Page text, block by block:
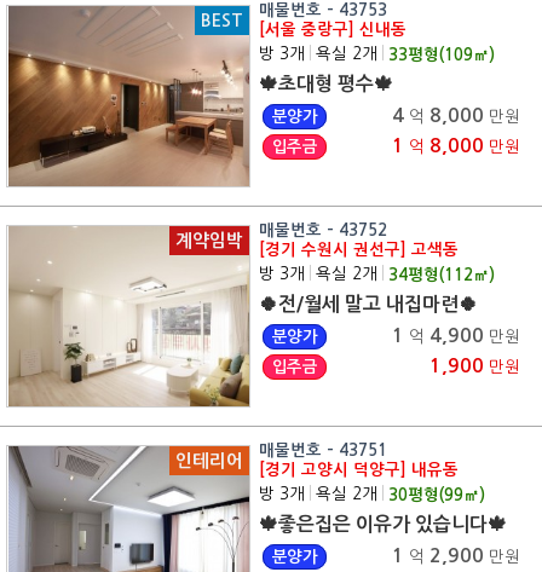
BEST
매물번호 - 43753
[서울 중랑구] 신내동
방 3개
욕실 2개 33평형(109㎡)
🍁초대형 평수🍁
분양가 4 억 8,000 만원
입주금
1 억 8,000 만원
계약임박
매물번호 - 43752
[경기 수원시 권선구] 고색동
방 3개
욕실 2개 34평형(112 ㎡)
🍀전/월세 말고 내집마련🍀
분양가 1 억 4,900 만원
입주금
1,900 만원
인테리어
매물번호 - 43751
[경기 고양시 덕양구] 내유동
방 3개
욕실 2개 30평형(99㎡)
🍁좋은집은 이유가 있습니다🍁
분양가 1 억 2,900 만원